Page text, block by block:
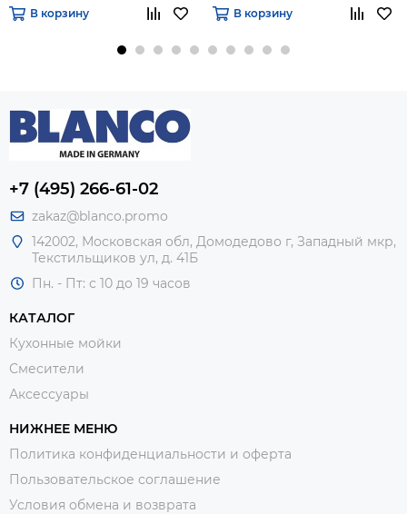
В корзину В корзину
+7 (495) 266-61-02
zakaz@blanco.promo
142002, Московская обл, Домодедово г, Западный мкр,
Текстильщиков ул, д. 41Б
Пн. - Пт: с 10 до 19 часов
КАТАЛОГ
Кухонные мойки
Смесители
Аксессуары
НИЖНЕЕ МЕНЮ
Политика конфиденциальности и оферта
Пользовательское соглашение
Условия обмена и возврата